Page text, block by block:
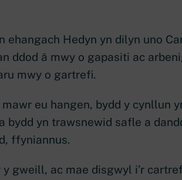
ehangach Hedyn yn dilyn uno
ddod â mwy o gapasiti ac
mwy o gartrefi.
eu hangen, bydd y cynllun
bydd yn trawsnewid safle a
ffyniannus.
y gweill, ac mae disgwyl i’r